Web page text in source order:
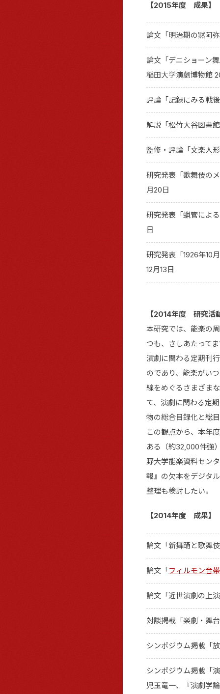
【2015年度 成果】
論文「明治期の黙阿
論文「デニショーン
稲田大学演劇博物館
評論「記録にみる戦
解説「松竹大谷図書
監修・評論「文楽人
研究発表「歌舞伎の
月20日
研究発表「蝋管によ
日
研究発表「1926年10
12月13日
【2014年度 研究活
本研究では、能楽の
つも、さしあたって
演劇に関わる定期刊
のであり、能楽がい
線をめぐるさまざま
て、演劇に関わる定
物の総合目録化と総
この観点から、本年
ある（約32,000件強
野大学能楽資料セン
報』の欠本をデジタ
整理も検討したい。
【2014年度 成果】
論文「新舞踊と歌舞
論文「フィルモン音
論文「近世演劇の上
対談掲載「楽劇・舞
シンポジウム掲載「
シンポジウム掲載「
児玉竜一、『演劇学